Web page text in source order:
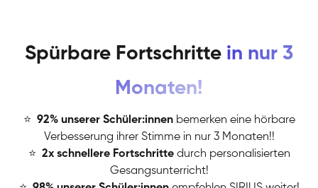
Spürbare Fortschritte in nur 3
Monaten!
⭐ 92% unserer Schüler:innen bemerken eine hörbare
Verbesserung ihrer Stimme in nur 3 Monaten!!
⭐ 2x schnellere Fortschritte durch personalisierten
Gesangsunterricht!